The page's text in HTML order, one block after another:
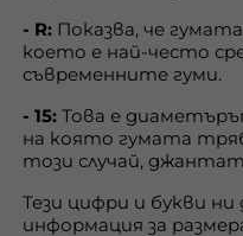
- R: Показва, че
което е най-често
съвременните гуми.
- 15: Това е
на която гумата
този случай,
Тези цифри и букви
информация за